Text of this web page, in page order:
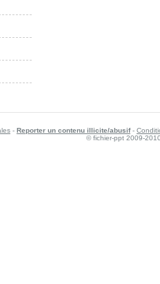
- Reporter un contenu illicite/abusif-
© fichier-ppt 2009-